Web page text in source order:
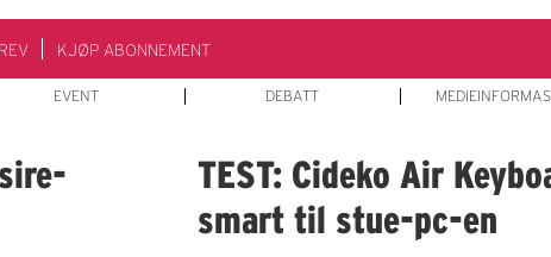
KJØP ABONNEMENT
EVENT DEBATT
TEST: Cideko Air
smart til stue-pc-en